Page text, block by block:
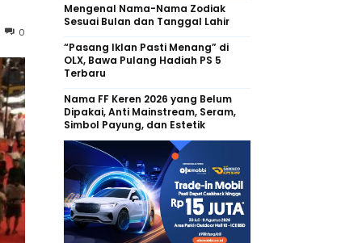
0
Mengenal Nama-Nama Zodiak
Sesuai Bulan dan Tanggal Lahir
“Pasang Iklan Pasti Menang” di
OLX, Bawa Pulang Hadiah PS 5
Terbaru
Nama FF Keren 2026 yang Belum
Dipakai, Anti Mainstream, Seram,
Simbol Payung, dan Estetik